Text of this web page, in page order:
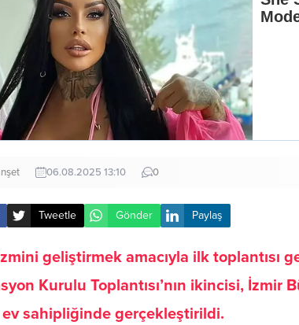
06.08.2025 13:10 0
Tweetle Gönder Paylaş
geliştirmek amacıyla ilk toplantısı
Kurulu Toplantısı’nın ikincisi, İzmir
ev sahipliğinde gerçekleştirildi.